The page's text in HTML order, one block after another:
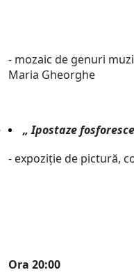
- mozaic de genuri
Maria Gheorghe
„ Ipostaze
- expoziție de pictură,
Ora 20:00